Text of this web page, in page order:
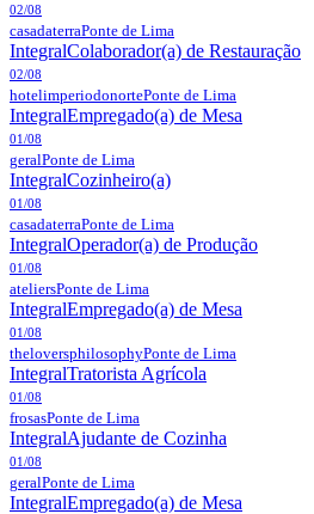
02/08
casadaterraPonte de Lima
IntegralColaborador(a) de Restauração
02/08
hotelimperiodonortePonte de Lima
IntegralEmpregado(a) de Mesa
01/08
geralPonte de Lima
IntegralCozinheiro(a)
01/08
casadaterraPonte de Lima
IntegralOperador(a) de Produção
01/08
ateliersPonte de Lima
IntegralEmpregado(a) de Mesa
01/08
theloversphilosophyPonte de Lima
IntegralTratorista Agrícola
01/08
frosasPonte de Lima
IntegralAjudante de Cozinha
01/08
geralPonte de Lima
IntegralEmpregado(a) de Mesa